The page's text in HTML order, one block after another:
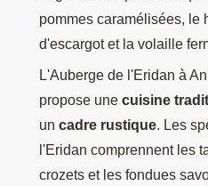
pommes caramélisées, le
d'escargot et la volaille
L'Auberge de l'Eridan à
propose une cuisine
un cadre rustique. Les
l'Eridan comprennent les
crozets et les fondues